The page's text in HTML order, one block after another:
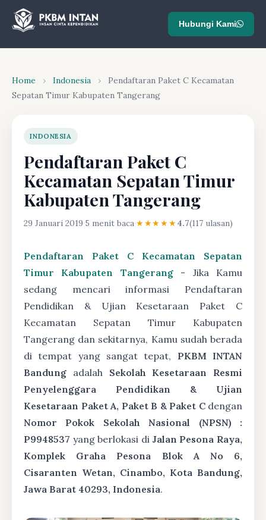
Hubungi Kami
Home › Indonesia ›
Pendaftaran Paket C Kecamatan
Sepatan Timur Kabupaten Tangerang
INDONESIA
Pendaftaran Paket C
Kecamatan Sepatan Timur
Kabupaten Tangerang
29 Januari 2019·5 menit baca·★★★★★4.7(117 ulasan)
Pendaftaran Paket C Kecamatan Sepatan
Timur Kabupaten Tangerang- Jika Kamu
sedang mencari informasi Pendaftaran
Pendidikan & Ujian Kesetaraan Paket C
Kecamatan Sepatan Timur Kabupaten
Tangerang dan sekitarnya, Kamu sudah berada
di tempat yang sangat tepat, PKBM INTAN
Bandung adalah Sekolah Kesetaraan Resmi
Penyelenggara Pendidikan & Ujian
Kesetaraan Paket A, Paket B & Paket Cdengan
Nomor Pokok Sekolah Nasional (NPSN) :
P9948537 yang berlokasi di Jalan Pesona Raya,
Komplek Graha Pesona Blok A No 6,
Cisaranten Wetan, Cinambo, Kota Bandung,
Jawa Barat 40293, Indonesia.